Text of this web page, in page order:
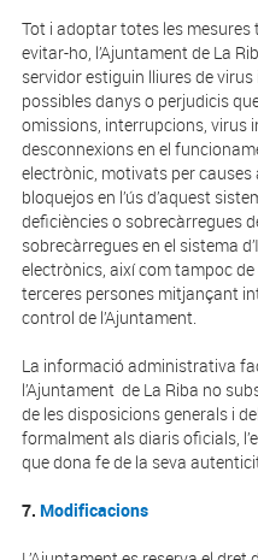
Tot i adoptar totes les
evitar-ho, l’Ajuntament de La
servidor estiguin lliures de
possibles danys o perjudicis
omissions, interrupcions, virus
desconnexions en el
electrònic, motivats per causes
bloquejos en l’ús d’aquest
deficiències o sobrecàrregues
sobrecàrregues en el sistema
electrònics, així com tampoc
terceres persones mitjançant
control de l’Ajuntament.
La informació administrativa
l’Ajuntament de La Riba no
de les disposicions generals i
formalment als diaris oficials,
que dona fe de la seva
7. Modificacions